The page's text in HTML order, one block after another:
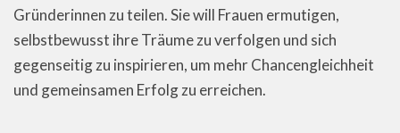
Gründerinnen zu teilen. Sie will Frauen ermutigen,
selbstbewusst ihre Träume zu verfolgen und sich
gegenseitig zu inspirieren, um mehr Chancengleichheit
und gemeinsamen Erfolg zu erreichen.